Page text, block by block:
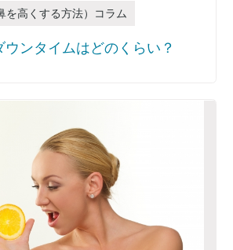
を高くする方法）コラム
ンタイムはどのくらい？